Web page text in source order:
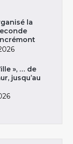
la
», … de
jusqu’au